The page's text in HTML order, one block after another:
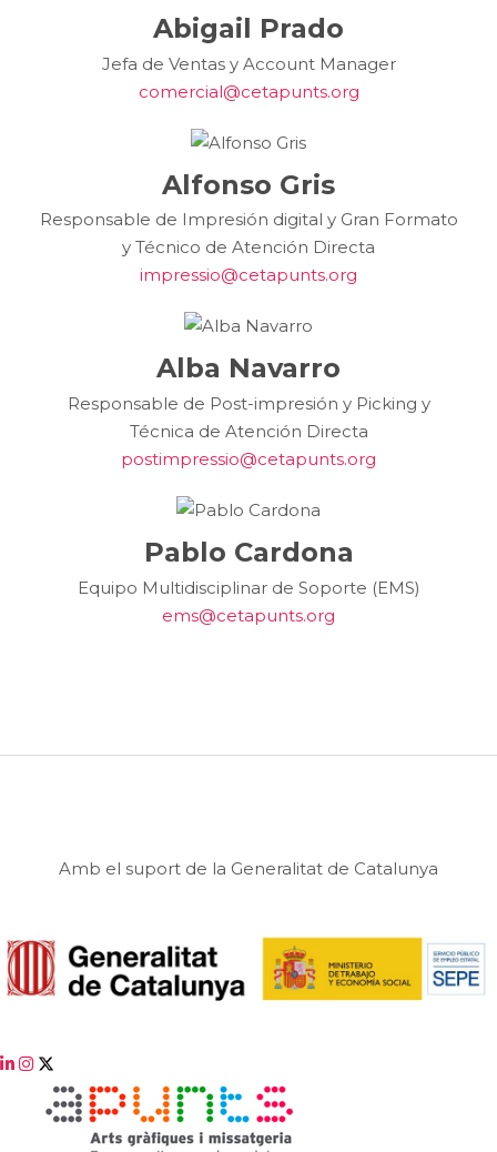
Abigail Prado
Jefa de Ventas y Account Manager
comercial@cetapunts.org
Alfonso Gris
Responsable de Impresión digital y Gran Formato
y Técnico de Atención Directa
impressio@cetapunts.org
Alba Navarro
Responsable de Post-impresión y Picking y
Técnica de Atención Directa
postimpressio@cetapunts.org
Pablo Cardona
Equipo Multidisciplinar de Soporte (EMS)
ems@cetapunts.org
Amb el suport de la Generalitat de Catalunya